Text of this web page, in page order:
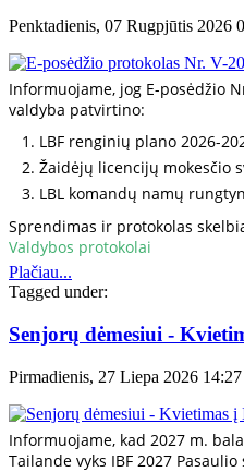
Penktadienis, 07 Rugpjūtis 2026
Informuojame, jog E-posėdžio
valdyba patvirtino:
LBF renginių plano 2026-
Žaidėjų licencijų mokesčio
LBL komandų namų
Sprendimas ir protokolas
Valdybos protokolai
Plačiau...
Tagged under:
Senjorų dėmesiui -
Pirmadienis, 27 Liepa 2026 14:27
Informuojame, kad 2027 m.
Tailande vyks IBF 2027